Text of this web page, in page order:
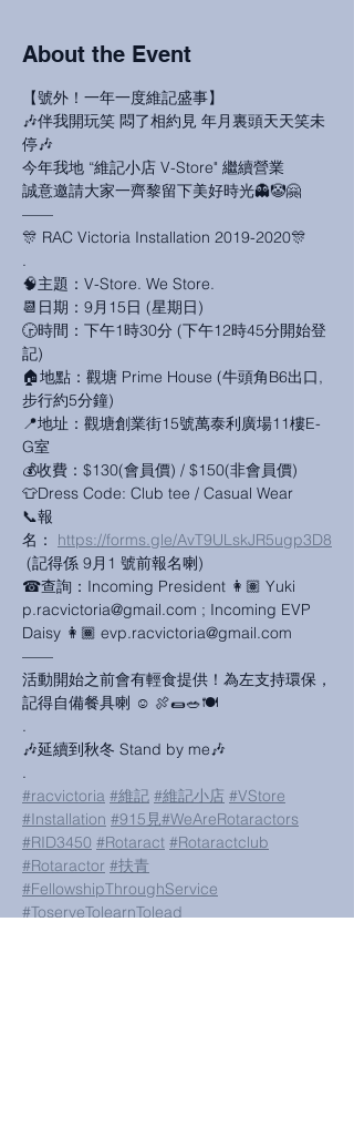
About the Event
【號外！一年一度維記盛事】
🎶伴我開玩笑 悶了相約見 年月裏頭天天笑未
停🎶
今年我地 “維記小店 V-Store" 繼續營業
誠意邀請大家一齊黎留下美好時光👻🤡🤗
——
🎊 RAC Victoria Installation 2019-2020🎊
.
🧠主題：V-Store. We Store.
📆日期：9月15日 (星期日)
🕞時間：下午1時30分 (下午12時45分開始登
記)
🏠地點：觀塘 Prime House (牛頭角B6出口,
步行約5分鐘)
📍地址：觀塘創業街15號萬泰利廣場11樓E-
G室
💰收費：$130(會員價) / $150(非會員價)
👕Dress Code: Club tee / Casual Wear
📞報
名： https://forms.gle/AvT9ULskJR5ugp3D8
(記得係 9月1 號前報名喇)
☎查詢：Incoming President 👩🏽 Yuki
p.racvictoria@gmail.com ; Incoming EVP
Daisy 👩🏾 evp.racvictoria@gmail.com
——
活動開始之前會有輕食提供！為左支持環保，
記得自備餐具喇 ☺ 🍖🌯🥗🍽
.
🎶延續到秋冬 Stand by me🎶
#racvictoria #維記 #維記小店 #VStore
#Installation #915見#WeAreRotaractors
#RID3450 #Rotaract #Rotaractclub
#Rotaractor #扶青
#FellowshipThroughService
#ToserveTolearnTolead